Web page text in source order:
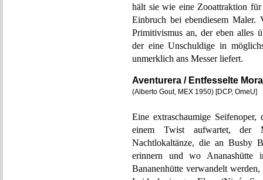
hält sie wie eine Zooattraktion
Einbruch bei ebendiesem
Primitivismus an, der eben alles
der eine Unschuldige in
unmerklich ans Messer liefert.
Aventurera / Entfesselte
(Alberto Gout, MEX 1950) [DCP, OmeU]
Eine extraschaumige
einem Twist aufwartet, der
Nachtlokaltänze, die an Busby
erinnern und wo Ananashütte
Bananenhütte verwandelt